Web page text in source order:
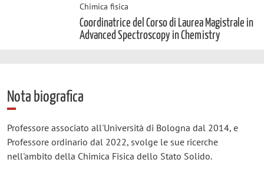
Chimica fisica
Coordinatrice del Corso di Laurea Magistrale in
Advanced Spectroscopy in Chemistry
Nota biografica
Professore associato all'Università di Bologna dal 2014, e
Professore ordinario dal 2022, svolge le sue ricerche
nell'ambito della Chimica Fisica dello Stato Solido.